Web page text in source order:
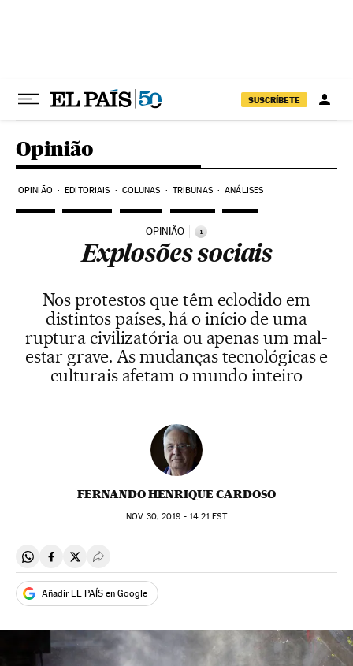
SUSCRÍBETE
Opinião
OPINIÃO EDITORIAIS COLUNAS TRIBUNAS ANÁLISES
OPINIÃO i
Explosões sociais
Nos protestos que têm eclodido em
distintos países, há o início de uma
ruptura civilizatória ou apenas um mal-
estar grave. As mudanças tecnológicas e
culturais afetam o mundo inteiro
FERNANDO HENRIQUE CARDOSO
NOV 30, 2019 - 14:21EST
Compartir en Whatsapp
Compartir en Facebook
Compartir en Twitter
Desplegar Redes Sociales
Añadir EL PAÍS en Google